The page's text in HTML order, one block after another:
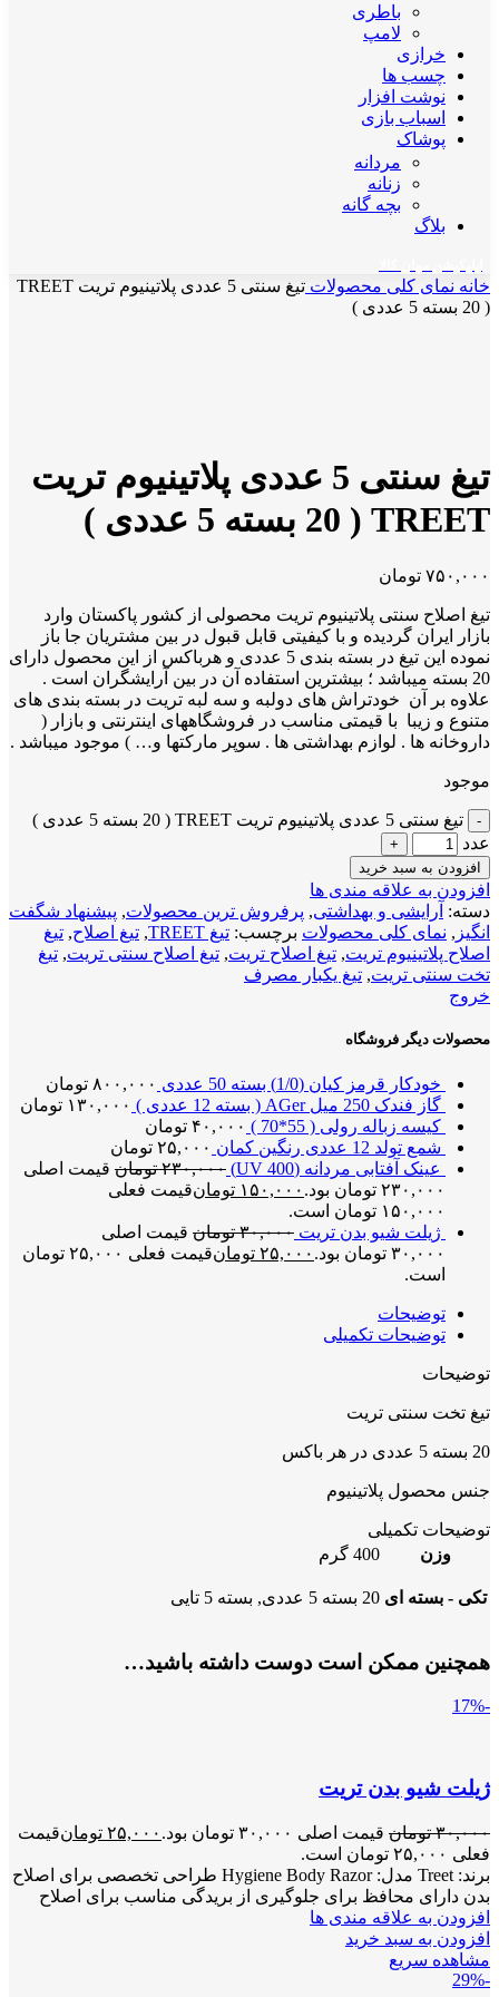
باطری
لامپ
خرازی
چسب ها
نوشت افزار
اسباب بازی
پوشاک
مردانه
زنانه
بچه گانه
بلاگ
خانه نمای کلی محصولات
تیغ سنتی 5 عددی پلاتینیوم تریت TREET
( 20 بسته 5 عددی )
تیغ سنتی 5 عددی پلاتینیوم تریت
TREET ( 20 بسته 5 عددی )
۷۵۰,۰۰۰ تومان
تیغ اصلاح سنتی پلاتینیوم تریت محصولی از کشور پاکستان وارد
بازار ایران گردیده و با کیفیتی قابل قبول در بین مشتریان جا باز
نموده این تیغ در بسته بندی 5 عددی و هرباکس از این محصول دارای
20 بسته میباشد ؛ بیشترین استفاده آن در بین آرایشگران است .
علاوه بر آن خودتراش های دولبه و سه لبه تریت در بسته بندی های
متنوع و زیبا با قیمتی مناسب در فروشگاههای اینترنتی و بازار (
داروخانه ها . لوازم بهداشتی ها . سوپر مارکتها و… ) موجود میباشد .
موجود
تیغ سنتی 5 عددی پلاتینیوم تریت TREET ( 20 بسته 5 عددی )
عدد
افزودن به سبد خرید
افزودن به علاقه مندی ها
دسته: آرایشی و بهداشتی, پرفروش ترین محصولات, پیشنهاد شگفت
انگیز , نمای کلی محصولات برچسب: تیغ TREET , تیغ اصلاح, تیغ
اصلاح پلاتینیوم تریت, تیغ اصلاح تریت, تیغ اصلاح سنتی تریت, تیغ
تخت سنتی تریت, تیغ یکبار مصرف
خروج
محصولات دیگر فروشگاه
خودکار قرمز کیان (1/0) بسته 50 عددی ۸۰۰,۰۰۰ تومان
گاز فندک 250 میل AGer ( بسته 12 عددی )
۱۳۰,۰۰۰ تومان
کیسه زباله رولی ( 55*70 )
۴۰,۰۰۰ تومان
شمع تولد 12 عددی رنگین کمان
۲۵,۰۰۰ تومان
عینک آفتابی مردانه (UV 400)
۲۳۰,۰۰۰ تومان قیمت اصلی
۲۳۰,۰۰۰ تومان بود.
۱۵۰,۰۰۰ تومانقیمت فعلی
۱۵۰,۰۰۰ تومان است.
ژیلت شیو بدن تریت ۳۰,۰۰۰ تومان قیمت اصلی
۳۰,۰۰۰ تومان بود.
۲۵,۰۰۰ تومان
قیمت فعلی ۲۵,۰۰۰ تومان
است.
توضیحات
توضیحات تکمیلی
توضیحات
تیغ تخت سنتی تریت
20 بسته 5 عددی در هر باکس
جنس محصول پلاتینیوم
توضیحات تکمیلی
وزن
400 گرم
تکی - بسته ای 20 بسته 5 عددی, بسته 5 تایی
همچنین ممکن است دوست داشته باشید…
-17%
ژیلت شیو بدن تریت
۳۰,۰۰۰ تومان قیمت اصلی ۳۰,۰۰۰ تومان بود. ۲۵,۰۰۰ تومانقیمت
فعلی ۲۵,۰۰۰ تومان است.
برند: Treet مدل: Hygiene Body Razor طراحی تخصصی برای اصلاح
بدن دارای محافظ برای جلوگیری از بریدگی مناسب برای اصلاح
افزودن به علاقه مندی ها
افزودن به سبد خرید
مشاهده سریع
-29%